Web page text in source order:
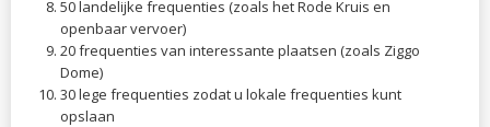
50 landelijke frequenties (zoals het Rode Kruis en
openbaar vervoer)
20 frequenties van interessante plaatsen (zoals Ziggo
Dome)
30 lege frequenties zodat u lokale frequenties kunt
opslaan